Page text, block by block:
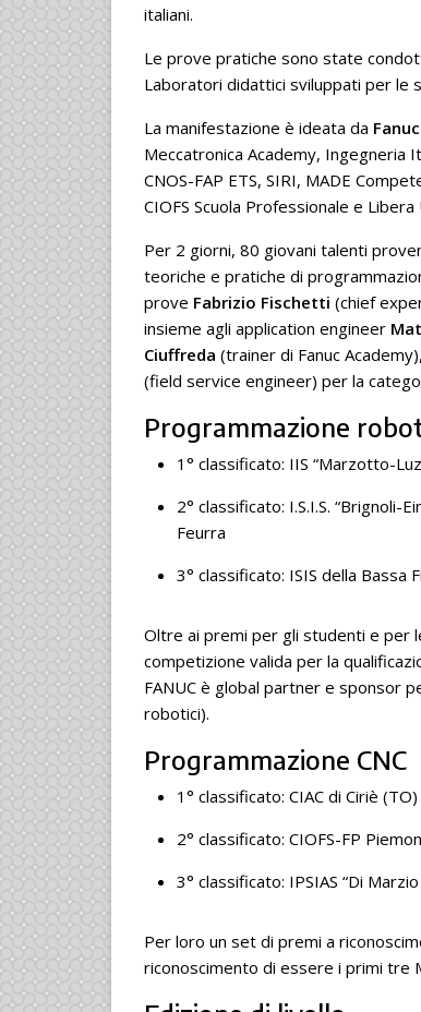
italiani.
Le prove pratiche sono state
Laboratori didattici sviluppati per le
La manifestazione è ideata da Fanuc
Meccatronica Academy, Ingegneria
CNOS-FAP ETS, SIRI, MADE
CIOFS Scuola Professionale e
Per 2 giorni, 80 giovani talenti
teoriche e pratiche di
prove Fabrizio Fischetti (chief
insieme agli application engineer
Ciuffreda (trainer di Fanuc
(field service engineer) per la
Programmazione
1° classificato: IIS “Marzotto-
2° classificato: I.S.I.S. “Brignoli-
Feurra
3° classificato: ISIS della Bassa
Oltre ai premi per gli studenti e per
competizione valida per la
FANUC è global partner e sponsor
robotici).
Programmazione CNC
1° classificato: CIAC di Ciriè
2° classificato: CIOFS-FP
3° classificato: IPSIAS “Di
Per loro un set di premi a
riconoscimento di essere i primi tre